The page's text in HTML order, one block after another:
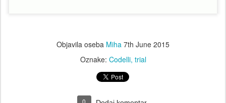
Objavila oseba Miha 7th June 2015
Oznake: Codelli trial